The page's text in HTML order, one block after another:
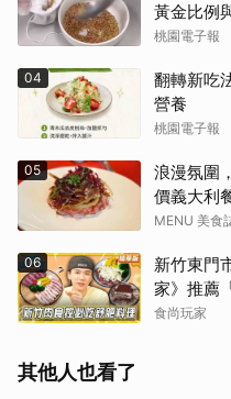
黃金比例
桃園電子報
04
翻轉新吃
營養
桃園電子報
05
浪漫氛圍
價義大利
MENU 美食
06
新竹東門
家》推薦
食尚玩家
其他人也看了